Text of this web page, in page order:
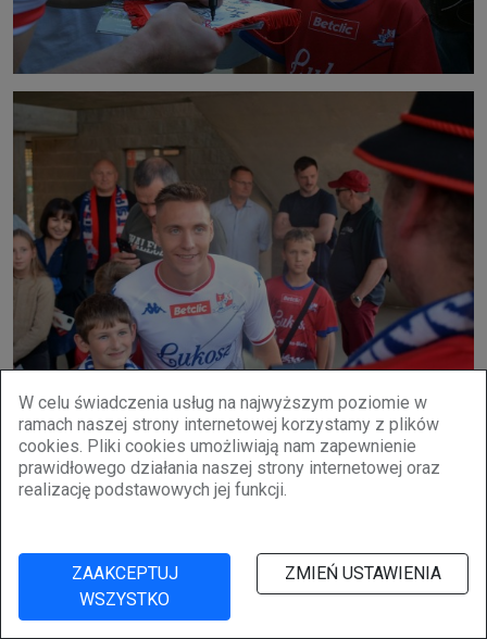
W celu świadczenia usług na najwyższym poziomie w
ramach naszej strony internetowej korzystamy z plików
cookies. Pliki cookies umożliwiają nam zapewnienie
prawidłowego działania naszej strony internetowej oraz
realizację podstawowych jej funkcji.
ZAAKCEPTUJ
WSZYSTKO
ZMIEŃ USTAWIENIA